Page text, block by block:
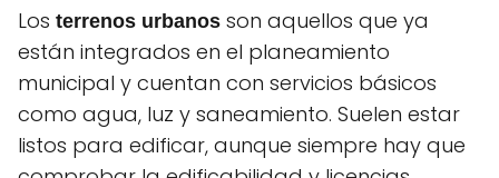
Los terrenos urbanos son aquellos que ya
están integrados en el planeamiento
municipal y cuentan con servicios básicos
como agua, luz y saneamiento. Suelen estar
listos para edificar, aunque siempre hay que